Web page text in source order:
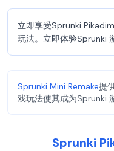
立即享受Sprunki
玩法。立即体验Sprunki
Sprunki Mini Remake提
戏玩法使其成为Sprunki
Sprunki